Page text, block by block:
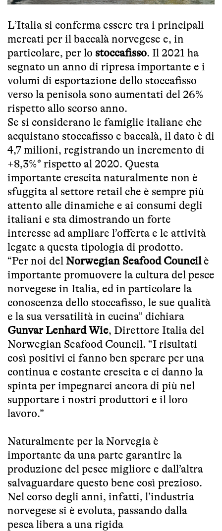
L’Italia si conferma essere tra i principali
mercati per il baccalà norvegese e, in
particolare, per lo stoccafisso. Il 2021 ha
segnato un anno di ripresa importante e i
volumi di esportazione dello stoccafisso
verso la penisola sono aumentati del 26%
rispetto allo scorso anno.
Se si considerano le famiglie italiane che
acquistano stoccafisso e baccalà, il dato è di
4,7 milioni, registrando un incremento di
+8,3%* rispetto al 2020. Questa
importante crescita naturalmente non è
sfuggita al settore retail che è sempre più
attento alle dinamiche e ai consumi degli
italiani e sta dimostrando un forte
interesse ad ampliare l’offerta e le attività
legate a questa tipologia di prodotto.
“Per noi del Norwegian Seafood Council è
importante promuovere la cultura del pesce
norvegese in Italia, ed in particolare la
conoscenza dello stoccafisso, le sue qualità
e la sua versatilità in cucina” dichiara
Gunvar Lenhard Wie, Direttore Italia del
Norwegian Seafood Council. “I risultati
così positivi ci fanno ben sperare per una
continua e costante crescita e ci danno la
spinta per impegnarci ancora di più nel
supportare i nostri produttori e il loro
lavoro.”
Naturalmente per la Norvegia è
importante da una parte garantire la
produzione del pesce migliore e dall’altra
salvaguardare questo bene così prezioso.
Nel corso degli anni, infatti, l’industria
norvegese si è evoluta, passando dalla
pesca libera a una rigida